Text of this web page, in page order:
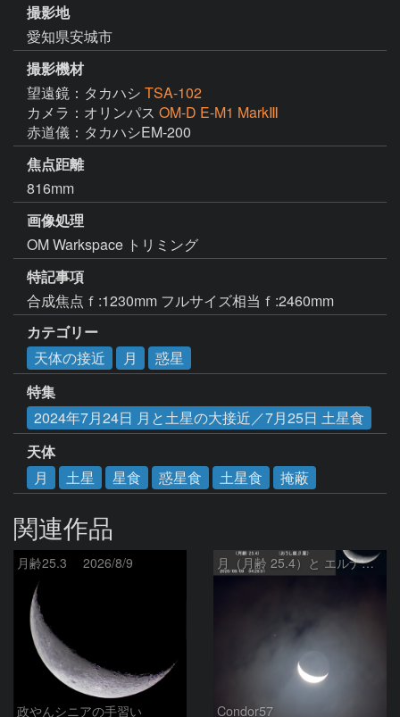
撮影地
愛知県安城市
撮影機材
望遠鏡：タカハシ TSA-102
カメラ：オリンパス OM-D E-M1 MarkⅢ
赤道儀：タカハシEM-200
焦点距離
816mm
画像処理
OM Warkspace トリミング
特記事項
カテゴリー
天体の接近
月
惑星
特集
2024年7月24日 月と土星の大接近／7月25日 土星食
天体
月
土星 星食 惑星食 土星食 掩蔽
関連作品
月齢25.3 2026/8/9
政やんシニアの手習い
月（月齢 25.4）と エルナト（おうし座β星）
Condor57